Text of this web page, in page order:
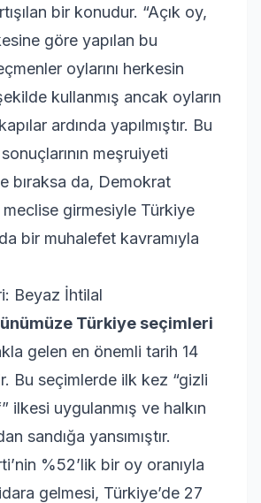
bir konudur. “Açık oy,
göre yapılan bu
oylarını herkesin
kullanmış ancak oyların
ardında yapılmıştır. Bu
meşruiyeti
bıraksa da, Demokrat
meclise girmesiyle Türkiye
bir muhalefet kavramıyla
Beyaz İhtilal
Türkiye seçimleri
gelen en önemli tarih 14
Bu seçimlerde ilk kez “gizli
ilkesi uygulanmış ve halkın
sandığa yansımıştır.
%52’lik bir oy oranıyla
gelmesi, Türkiye’de 27